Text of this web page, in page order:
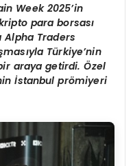
Week 2025’in
para borsası
Alpha Traders
masıyla Türkiye’nin
bir araya getirdi. Özel
İstanbul prömiyeri